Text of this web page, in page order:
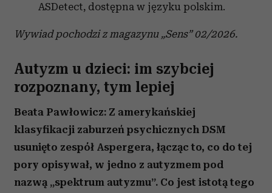
ASDetect, dostępna w języku polskim.
Wywiad pochodzi z magazynu „Sens” 02/2026.
Autyzm u dzieci: im szybciej
rozpoznany, tym lepiej
Beata Pawłowicz: Z amerykańskiej
klasyfikacji zaburzeń psychicznych DSM
usunięto zespół Aspergera, łącząc to, co do tej
pory opisywał, w jedno z autyzmem pod
nazwą „spektrum autyzmu”. Co jest istotą tego